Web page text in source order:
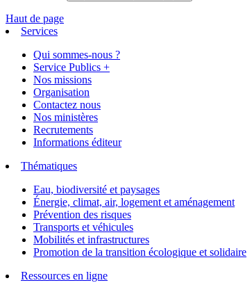
Haut de page
Services
Qui sommes-nous ?
Service Publics +
Nos missions
Organisation
Contactez nous
Nos ministères
Recrutements
Informations éditeur
Thématiques
Eau, biodiversité et paysages
Énergie, climat, air, logement et aménagement
Prévention des risques
Transports et véhicules
Mobilités et infrastructures
Promotion de la transition écologique et solidaire
Ressources en ligne